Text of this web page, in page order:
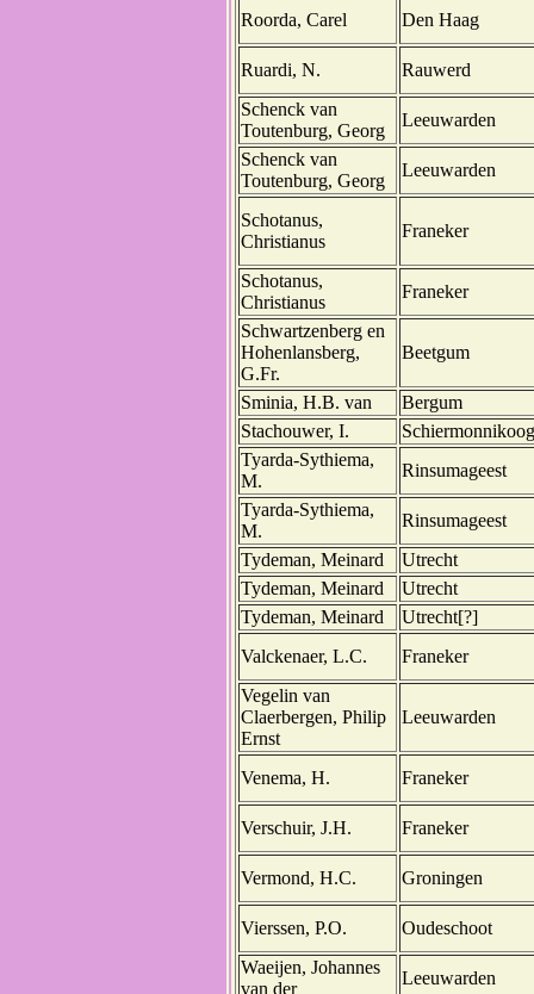
Roorda, Carel Den Haag
Ruardi, N.
Rauwerd
Schenck van
Toutenburg, Georg
Leeuwarden
Schenck van
Toutenburg, Georg
Leeuwarden
Schotanus,
Christianus
Franeker
Schotanus,
Christianus
Franeker
Schwartzenberg en
Hohenlansberg,
G.Fr.
Beetgum
Sminia, H.B. van
Bergum
Stachouwer, I.
Schiermonnikoog
Tyarda-Sythiema,
M.
Rinsumageest
Tyarda-Sythiema,
M.
Rinsumageest
Tydeman, Meinard
Utrecht
Tydeman, Meinard
Utrecht
Tydeman, Meinard
Utrecht[?]
Valckenaer, L.C.
Franeker
Vegelin van
Claerbergen, Philip
Ernst
Leeuwarden
Venema, H. Franeker
Verschuir, J.H. Franeker
Vermond, H.C. Groningen
Vierssen, P.O.
Oudeschoot
Waeijen, Johannes
van der
Leeuwarden